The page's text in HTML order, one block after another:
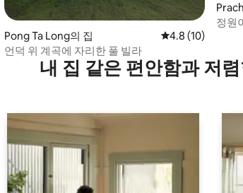
점 만점), 후기 27개
Pong Ta Long의 집 평점 4.8점(5점 만
4.8 (10)
언덕 위 계곡에 자리한 풀 빌라
정원
내 집 같은 편안함과 저